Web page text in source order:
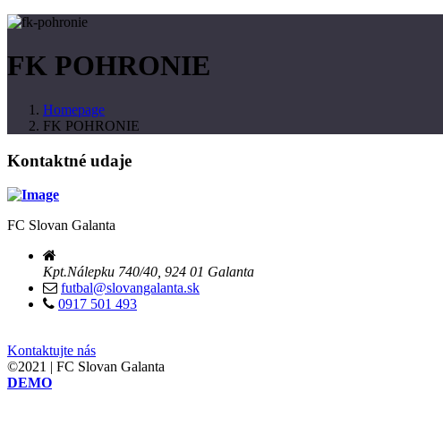
FK POHRONIE
Homepage
FK POHRONIE
Kontaktné udaje
FC Slovan Galanta
Kpt.Nálepku 740/40, 924 01 Galanta
futbal@slovangalanta.sk
0917 501 493
Kontaktujte nás
©2021 | FC Slovan Galanta
DEMO